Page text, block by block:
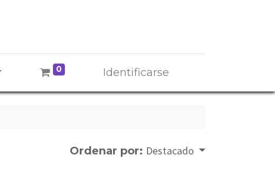
0 Identificarse
Ordenar por: Destacado